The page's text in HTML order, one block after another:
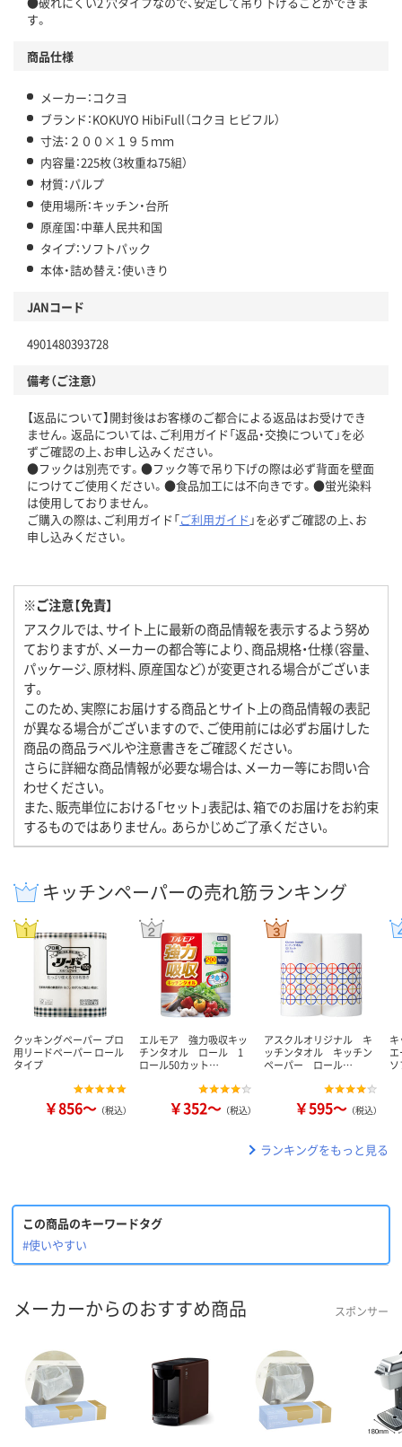
す。
商品仕様
メーカー：コクヨ
ブランド：KOKUYO HibiFull（コクヨ ヒビフル）
寸法：２００×１９５ｍｍ
内容量：225枚（3枚重ね75組）
材質：パルプ
使用場所：キッチン・台所
原産国：中華人民共和国
タイプ：ソフトパック
本体・詰め替え：使いきり
JANコード
4901480393728
備考（ご注意）
【返品について】開封後はお客様のご都合による返品はお受けでき
ません。返品については、ご利用ガイド「返品・交換について」を必
ずご確認の上、お申し込みください。
●フックは別売です。●フック等で吊り下げの際は必ず背面を壁面
につけてご使用ください。●食品加工には不向きです。●蛍光染料
は使用しておりません。
ご購入の際は、ご利用ガイド「ご利用ガイド 」を必ずご確認の上、お
申し込みください。
※ご注意【免責】
アスクルでは、サイト上に最新の商品情報を表示するよう努め
ておりますが、メーカーの都合等により、商品規格・仕様（容量、
パッケージ、原材料、原産国など）が変更される場合がございま
す。
このため、実際にお届けする商品とサイト上の商品情報の表記
が異なる場合がございますので、ご使用前には必ずお届けした
商品の商品ラベルや注意書きをご確認ください。
さらに詳細な商品情報が必要な場合は、メーカー等にお問い合
わせください。
また、販売単位における「セット」表記は、箱でのお届けをお約束
するものではありません。あらかじめご了承ください。
キッチンペーパーの売れ筋ランキング
クッキングペーパー プロ
用リードペーパー ロール
タイプ
￥856～ （税込）
エルモア 強力吸収キッ
チンタオル ロール 1
ロール50カット…
￥352～ （税込）
アスクルオリジナル キ
ッチンタオル キッチン
ペーパー ロール…
￥595～ （税込）
ランキングをもっと見る
この商品のキーワードタグ
#使いやすい
メーカーからのおすすめ商品 スポンサー